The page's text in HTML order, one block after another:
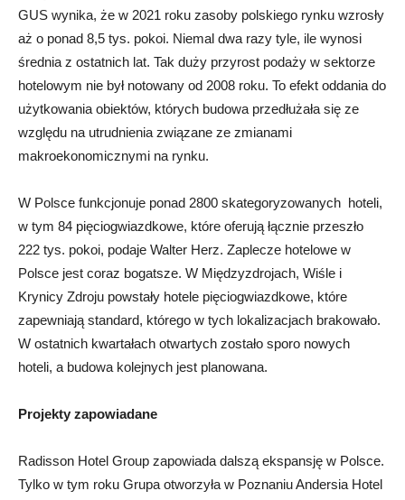
GUS wynika, że w 2021 roku zasoby polskiego rynku wzrosły
aż o ponad 8,5 tys. pokoi. Niemal dwa razy tyle, ile wynosi
średnia z ostatnich lat. Tak duży przyrost podaży w sektorze
hotelowym nie był notowany od 2008 roku. To efekt oddania do
użytkowania obiektów, których budowa przedłużała się ze
względu na utrudnienia związane ze zmianami
makroekonomicznymi na rynku.
W Polsce funkcjonuje ponad 2800 skategoryzowanych hoteli,
w tym 84 pięciogwiazdkowe, które oferują łącznie przeszło
222 tys. pokoi, podaje Walter Herz. Zaplecze hotelowe w
Polsce jest coraz bogatsze. W Międzyzdrojach, Wiśle i
Krynicy Zdroju powstały hotele pięciogwiazdkowe, które
zapewniają standard, którego w tych lokalizacjach brakowało.
W ostatnich kwartałach otwartych zostało sporo nowych
hoteli, a budowa kolejnych jest planowana.
Projekty zapowiadane
Radisson Hotel Group zapowiada dalszą ekspansję w Polsce.
Tylko w tym roku Grupa otworzyła w Poznaniu Andersia Hotel